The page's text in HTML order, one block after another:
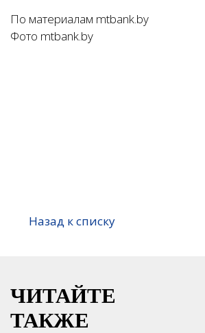
По материалам mtbank.by
Фото mtbank.by
Назад к списку
ЧИТАЙТЕ
ТАКЖЕ